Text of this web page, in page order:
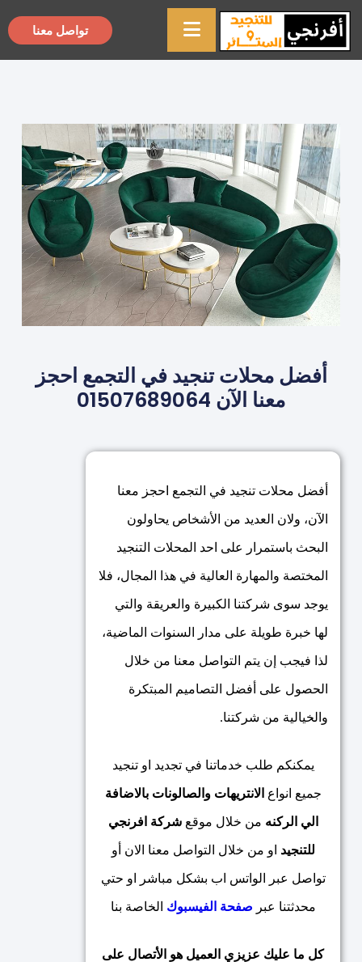
×
تواصل معنا
أفضل محلات تنجيد في التجمع احجز
معنا الآن 01507689064
أفضل محلات تنجيد في التجمع احجز معنا
الآن، ولان العديد من الأشخاص يحاولون
البحث باستمرار على احد المحلات التنجيد
المختصة والمهارة العالية في هذا المجال، فلا
يوجد سوى شركتنا الكبيرة والعريقة والتي
لها خبرة طويلة على مدار السنوات الماضية،
لذا فيجب إن يتم التواصل معنا من خلال
الحصول على أفضل التصاميم المبتكرة
والخيالية من شركتنا.
يمكنكم طلب خدماتنا في تجديد او تنجيد
جميع انواع الانتريهات والصالونات بالاضافة
الي الركنه من خلال موقعشركة افرنجي
للتنجيد او من خلال التواصل معنا الان أو
تواصل عبر الواتس اب بشكل مباشر او حتي
محدثتنا عبر صفحة الفيسبوك الخاصة بنا
كل ما عليك عزيزي العميل هو الأتصال على